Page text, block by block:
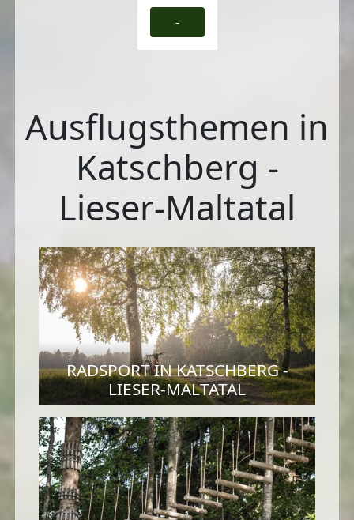
-
Ausflugsthemen in
Katschberg -
Lieser-Maltatal
RADSPORT IN KATSCHBERG -
LIESER-MALTATAL